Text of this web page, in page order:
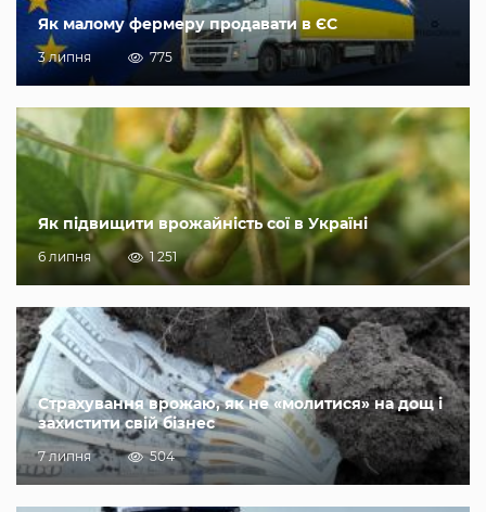
Як малому фермеру продавати в ЄС
3 липня 775
Як підвищити врожайність сої в Україні
6 липня 1 251
Страхування врожаю, як не «молитися» на дощ і
захистити свій бізнес
7 липня 504